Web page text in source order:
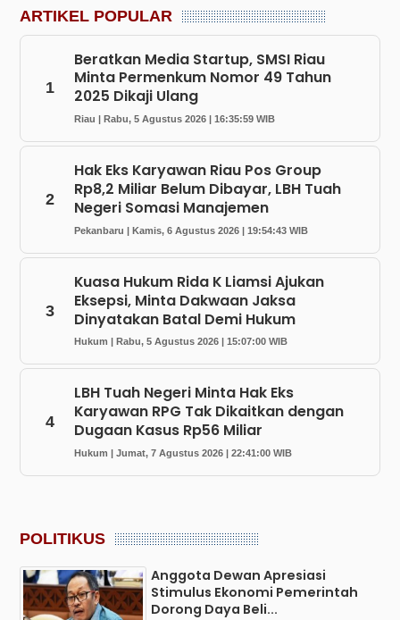
ARTIKEL POPULAR
1
Beratkan Media Startup, SMSI Riau
Minta Permenkum Nomor 49 Tahun
2025 Dikaji Ulang
Riau | Rabu, 5 Agustus 2026 | 16:35:59 WIB
2
Hak Eks Karyawan Riau Pos Group
Rp8,2 Miliar Belum Dibayar, LBH Tuah
Negeri Somasi Manajemen
Pekanbaru | Kamis, 6 Agustus 2026 | 19:54:43 WIB
3
Kuasa Hukum Rida K Liamsi Ajukan
Eksepsi, Minta Dakwaan Jaksa
Dinyatakan Batal Demi Hukum
Hukum | Rabu, 5 Agustus 2026 | 15:07:00 WIB
4
LBH Tuah Negeri Minta Hak Eks
Karyawan RPG Tak Dikaitkan dengan
Dugaan Kasus Rp56 Miliar
Hukum | Jumat, 7 Agustus 2026 | 22:41:00 WIB
POLITIKUS
Anggota Dewan Apresiasi
Stimulus Ekonomi Pemerintah
Dorong Daya Beli...